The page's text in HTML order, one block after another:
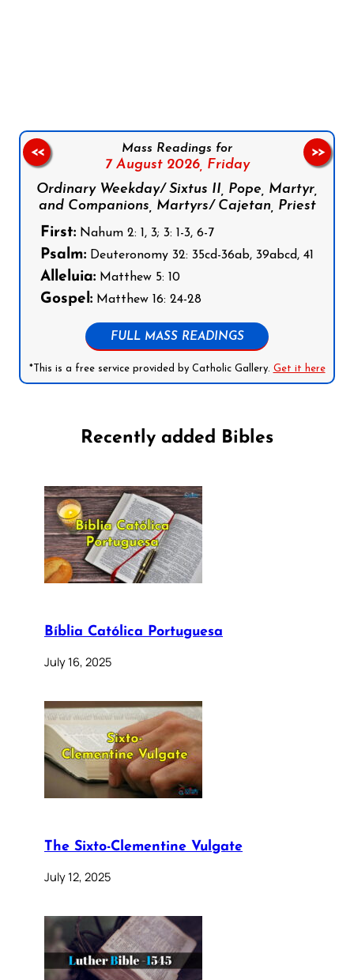
Mass Readings for
7 August 2026, Friday
Ordinary Weekday/ Sixtus II, Pope, Martyr,
and Companions, Martyrs/ Cajetan, Priest
First: Nahum 2: 1, 3; 3: 1-3, 6-7
Psalm: Deuteronomy 32: 35cd-36ab, 39abcd, 41
Alleluia: Matthew 5: 10
Gospel: Matthew 16: 24-28
FULL MASS READINGS
*This is a free service provided by Catholic Gallery. Get it here
<< >>
Recently added Bibles
Bíblia Católica Portuguesa
July 16, 2025
The Sixto-Clementine Vulgate
July 12, 2025